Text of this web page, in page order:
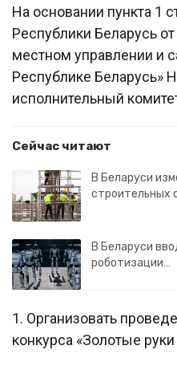
На основании пункта 1
Республики Беларусь
местном управлении и
Республике Беларусь»
исполнительный
Сейчас читают
В Беларуси
строительных
В Беларуси
роботизации…
1. Организовать
конкурса «Золотые